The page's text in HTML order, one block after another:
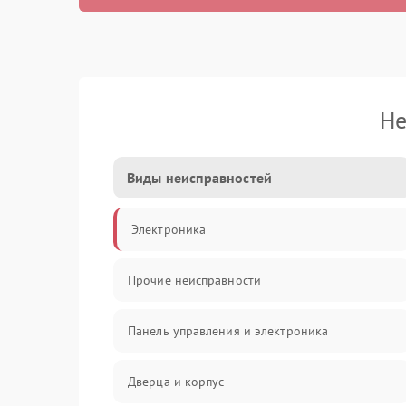
Виды неисправностей
Электроника
Прочие неисправности
Панель управления и электроника
Дверца и корпус